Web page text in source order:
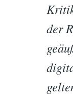
der